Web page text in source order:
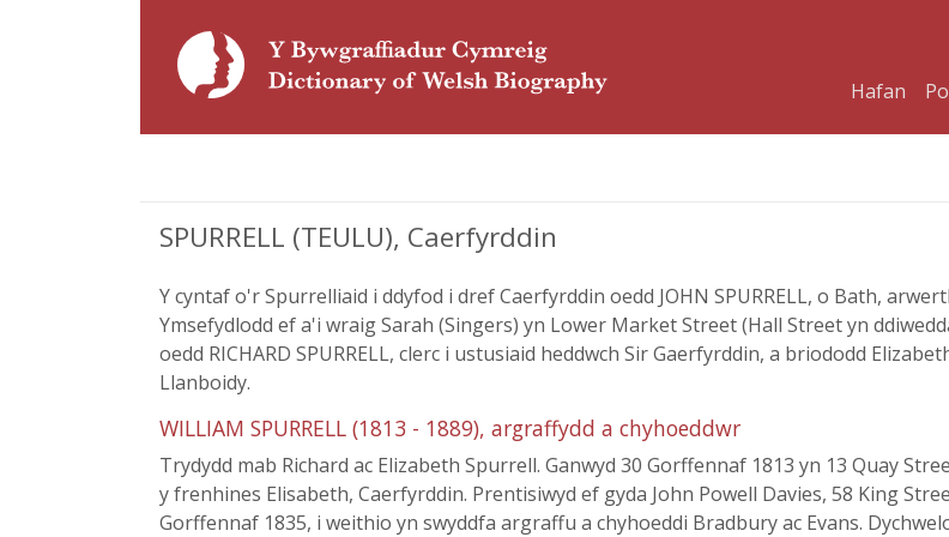
Hafan
SPURRELL (TEULU), Caerfyrddin
Y cyntaf o'r Spurrelliaid i ddyfod i dref Caerfyrddin oedd JOHN SPURRELL, o Bath,
Ymsefydlodd ef a'i wraig Sarah (Singers) yn Lower Market Street (Hall Street yn
oedd RICHARD SPURRELL, clerc i ustusiaid heddwch Sir Gaerfyrddin, a briododd
Llanboidy.
WILLIAM SPURRELL (1813 - 1889), argraffydd a chyhoeddwr
Trydydd mab Richard ac Elizabeth Spurrell. Ganwyd 30 Gorffennaf 1813 yn 13 Quay
y frenhines Elisabeth, Caerfyrddin. Prentisiwyd ef gyda John Powell Davies, 58 King
Gorffennaf 1835, i weithio yn swyddfa argraffu a chyhoeddi Bradbury ac Evans.